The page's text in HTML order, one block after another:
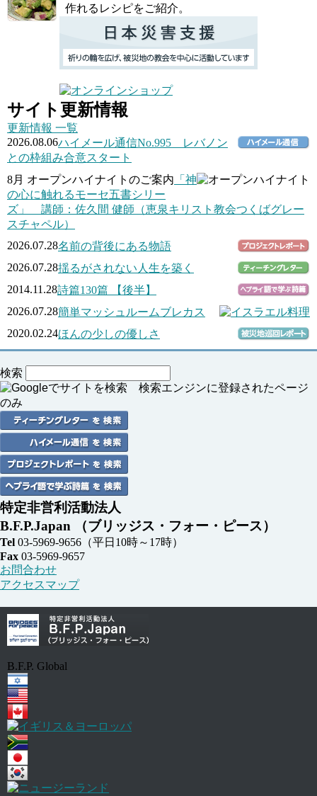
作れるレシピをご紹介。
サイト更新情報
更新情報 一覧
2026.08.06ハイメール通信No.995 レバノン
との枠組み合意スタート
8月 オープンハイナイトのご案内 「神
の心に触れるモーセ五書シリー
ズ」 講師：佐久間 健師（恵泉キリスト教会つくばグレー
スチャペル）
2026.07.28名前の背後にある物語
2026.07.28揺るがされない人生を築く
2014.11.28詩篇130篇 【後半】
2026.07.28簡単マッシュルームブレカス
2020.02.24ほんの少しの優しさ
検索
特定非営利活動法人
B.F.P.Japan
（ブリッジス・フォー・ピース）
Tel 03-5969-9656 （平日10時～17時）
Fax 03-5969-9657
お問合わせ
アクセスマップ
B.F.P. Global